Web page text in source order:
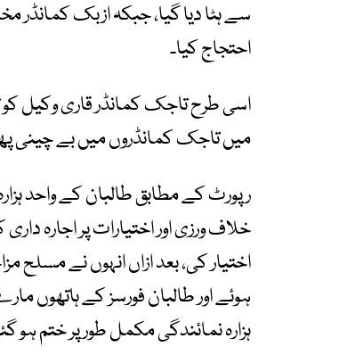
سے ہٹا دیا گیا، جبکہ ازبک کمانڈر
احتجاج کیا۔
اسی طرح تاجک کمانڈر قاری وکیل
میں تاجک کمانڈروں میں بے چینی
رپورٹ کے مطابق طالبان کے واحد
خلاف ورزی اور اختیارات پر اجارہ
اختیار کی، بعد ازاں انہوں نے مسلح
ہوئے اور طالبان فورسز کے
ہزارہ نمائندگی مکمل طور پر ختم ہو